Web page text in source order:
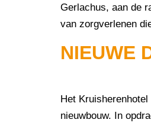
Gerlachus, aan de
van zorgverlenen
NIEUWE
Het
nieuwbouw. In